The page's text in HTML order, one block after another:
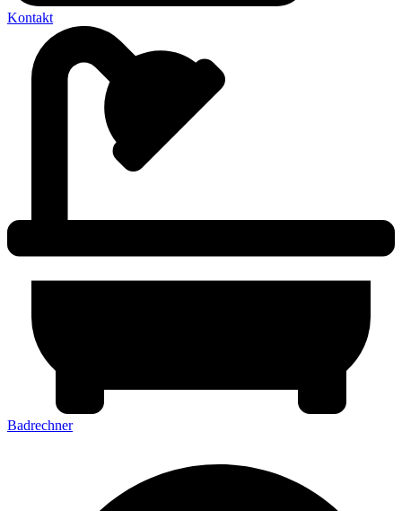
Kontakt
Badrechner